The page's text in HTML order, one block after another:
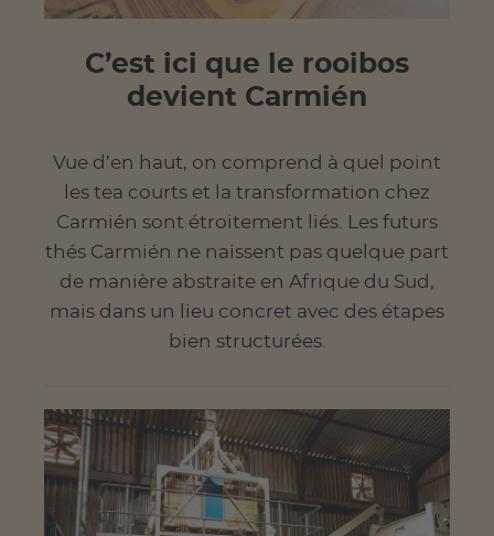
C’est ici que le rooibos
devient Carmién
Vue d’en haut, on comprend à quel point
les tea courts et la transformation chez
Carmién sont étroitement liés. Les futurs
thés Carmién ne naissent pas quelque part
de manière abstraite en Afrique du Sud,
mais dans un lieu concret avec des étapes
bien structurées.